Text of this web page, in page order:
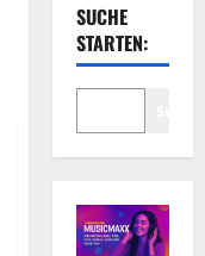
SUCHE
STARTEN: